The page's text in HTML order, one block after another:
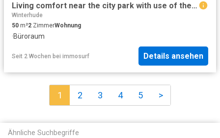
Living comfort near the city park with use of the garden and own duplex underground parking space
Winterhude
50 m²2 ZimmerWohnung
·Büroraum
Seit 2 Wochen bei immosurf Details ansehen
1 2 3 4 5 >
Ähnliche Suchbegriffe